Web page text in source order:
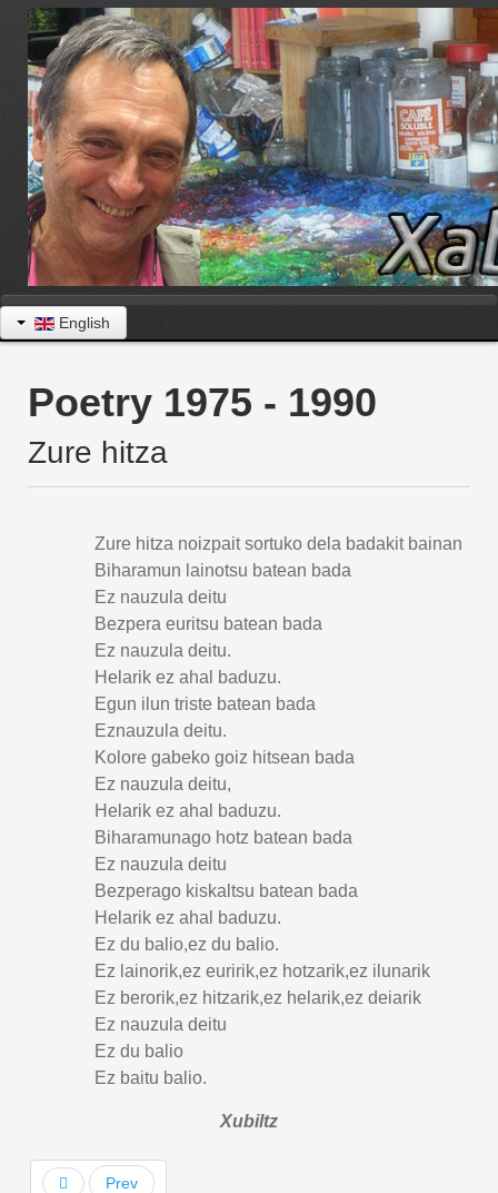
English
Poetry 1975 - 1990
Zure hitza
Zure hitza noizpait sortuko dela badakit bainan
Biharamun lainotsu batean bada
Ez nauzula deitu
Bezpera euritsu batean bada
Ez nauzula deitu.
Helarik ez ahal baduzu.
Egun ilun triste batean bada
Eznauzula deitu.
Kolore gabeko goiz hitsean bada
Ez nauzula deitu,
Helarik ez ahal baduzu.
Biharamunago hotz batean bada
Ez nauzula deitu
Bezperago kiskaltsu batean bada
Helarik ez ahal baduzu.
Ez du balio,ez du balio.
Ez lainorik,ez euririk,ez hotzarik,ez ilunarik
Ez berorik,ez hitzarik,ez helarik,ez deiarik
Ez nauzula deitu
Ez du balio
Ez baitu balio.
Xubiltz
Prev